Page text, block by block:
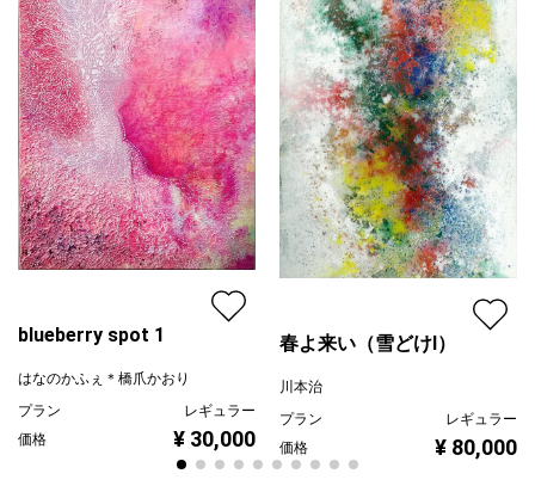
blueberry spot 1
はなのかふぇ＊橋爪かおり
プラン
レギュラー
価格
¥ 30,000
春よ来い（雪どけⅠ）
川本治
プラン
レギュラー
価格
¥ 80,000